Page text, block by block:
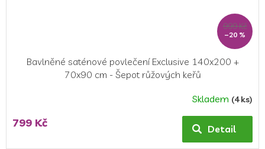
999 Kč
–20 %
Bavlněné saténové povlečení Exclusive 140x200 +
70x90 cm - Šepot růžových keřů
Skladem (4 ks)
799 Kč Detail